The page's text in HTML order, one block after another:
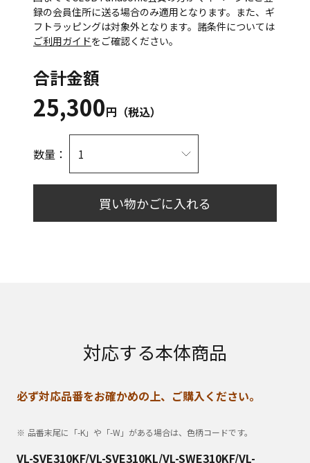
録の会員住所に送る場合のみ適用となります。また、ギ
フトラッピングは対象外となります。諸条件については
ご利用ガイドをご確認ください。
合計金額
25,300円（税込）
数量：
買い物かごに入れる
対応する本体商品
必ず対応品番をお確かめの上、ご購入ください。
品番末尾に「-K」や「-W」がある場合は、色柄コードです。
VL-SVE310KF/VL-SVE310KL/VL-SWE310KF/VL-